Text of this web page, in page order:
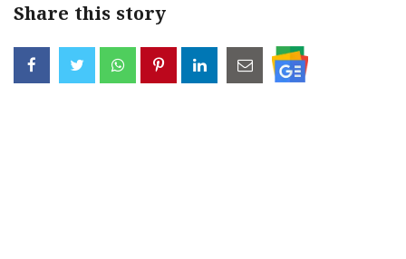
Share this story